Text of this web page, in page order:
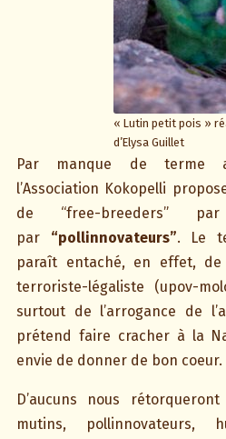
« Lutin petit pois »
d’Elysa Guillet
Par manque de terme
l’Association Kokopelli
de “free-breeders”
par “pollinnovateurs”. Le
paraît entaché, en effet,
terroriste-légaliste (upov-
surtout de l’arrogance de
prétend faire cracher à la
envie de donner de bon coeur.
D’aucuns nous
mutins, pollinnovateurs,